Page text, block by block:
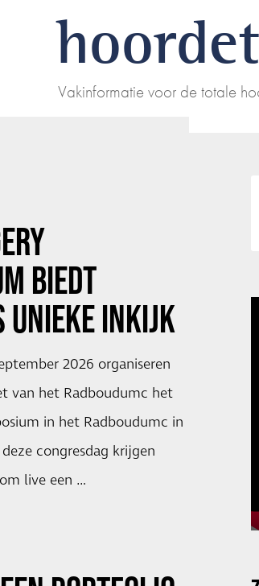
Vakinformatie voor de totale
BIEDT
UNIEKE INKIJK
2026 organiseren
van het Radboudumc het
in het Radboudumc in
congresdag krijgen
live een …